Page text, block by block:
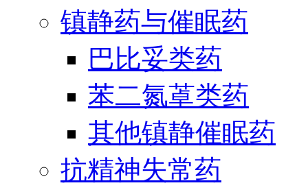
镇静药与催眠药
巴比妥类药
苯二氮䓬类药
其他镇静催眠药
抗精神失常药